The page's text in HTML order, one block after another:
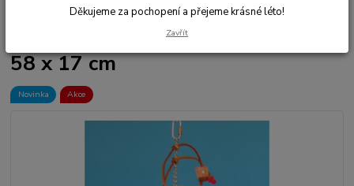
Bohatá naučná hračka s kůžemi,
58 x 17 cm
Novinka Akce
Děkujeme za pochopení a přejeme krásné léto!
Zavřít